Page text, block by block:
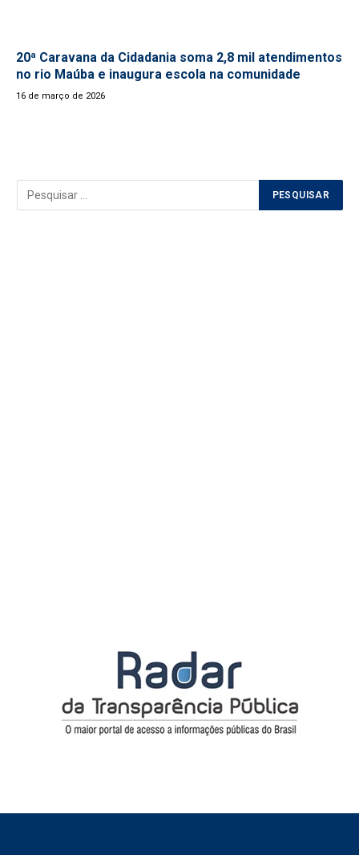
20ª Caravana da Cidadania soma 2,8 mil atendimentos
no rio Maúba e inaugura escola na comunidade
16 de março de 2026